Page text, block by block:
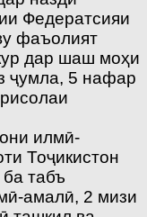
Федератсияи
фаъолият
дар шаш моҳи
ҷумла, 5 нафар
илмӣ-
Тоҷикистон
табъ
амалӣ, 2 мизи